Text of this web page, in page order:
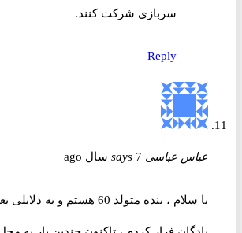
سربازی شرکت کنند.
Reply
عباس عباسی says 7 سال ago